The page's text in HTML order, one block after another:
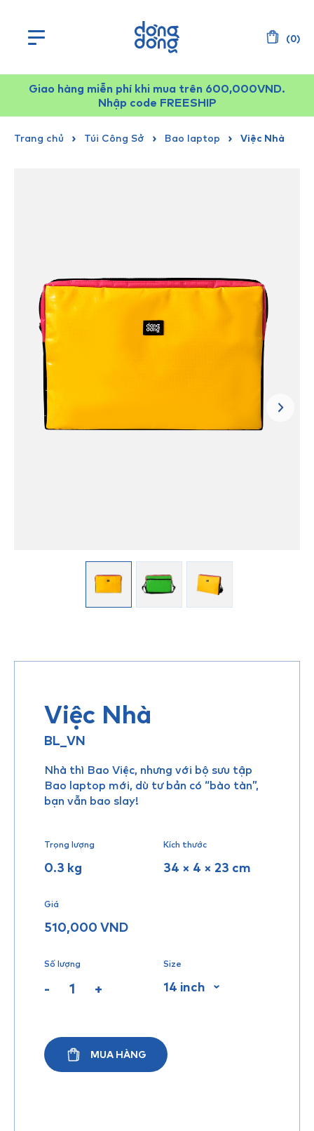
(0)
Giao hàng miễn phí khi mua trên 600,000VND.
Nhập code FREESHIP
Trang chủ Túi Công Sở Bao laptop Việc Nhà
Việc Nhà
BL_VN
Nhà thì Bao Việc, nhưng với bộ sưu tập
Bao laptop mới, dù tư bản có “bào tàn”,
bạn vẫn bao slay!
Trọng lượng
0.3 kg
Kích thước
34 × 4 × 23 cm
Giá
510,000 VND
Số lượng
- +
Size
14 inch
MUA HÀNG